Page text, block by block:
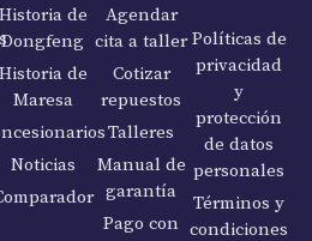
Historia de
Dongfeng
Historia de
Maresa
Noticias
Agendar
cita a taller
Cotizar
repuestos
Talleres
Manual de
garantía
Pago con
Políticas de
privacidad
y
protección
de datos
personales
Términos y
condiciones